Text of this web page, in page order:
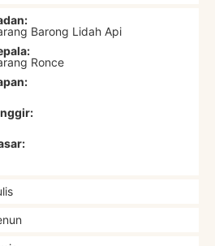
Barong Lidah Api
Ronce